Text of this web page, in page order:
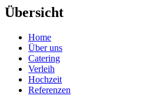
Übersicht
Home
Über uns
Catering
Verleih
Hochzeit
Referenzen